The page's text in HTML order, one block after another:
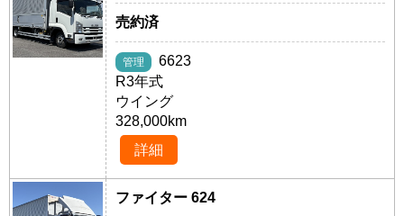
売約済
管理
6623
R3年式
ウイング
328,000km
詳細
ファイター 624